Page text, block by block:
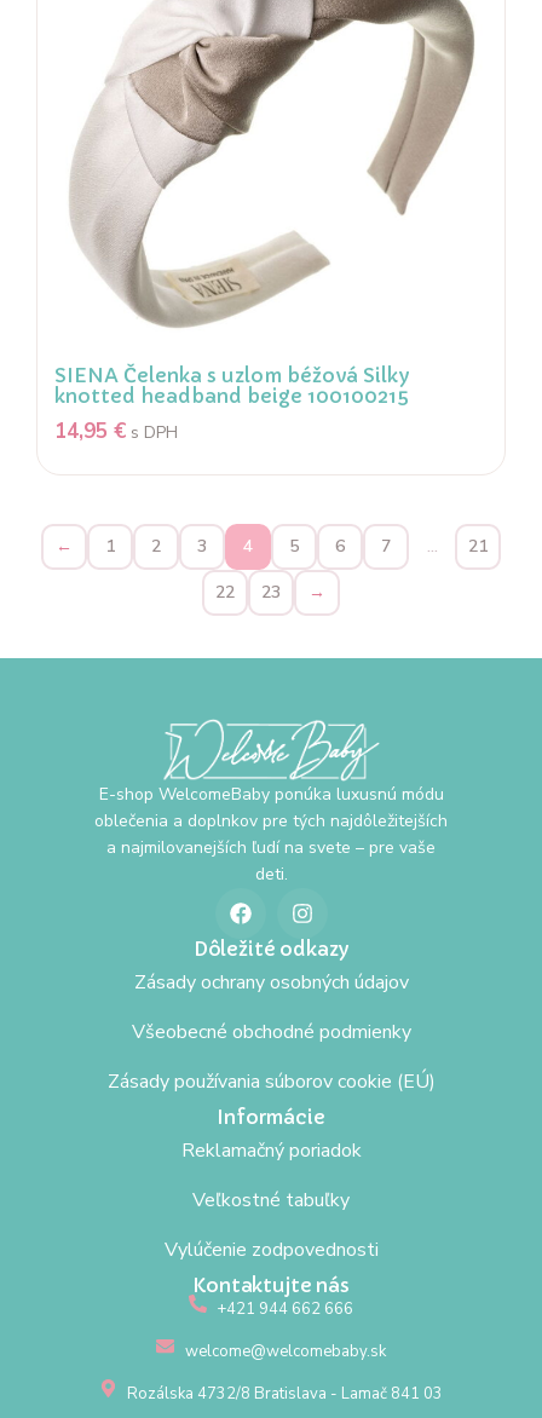
SIENA Čelenka s uzlom béžová Silky
knotted headband beige 100100215
14,95 € s DPH
← 1 2 3 4 5 6 7 …
21
22
23 →
E-shop WelcomeBaby ponúka luxusnú módu
oblečenia a doplnkov pre tých najdôležitejších
a najmilovanejších ľudí na svete – pre vaše
deti.
Dôležité odkazy
Zásady ochrany osobných údajov
Všeobecné obchodné podmienky
Zásady používania súborov cookie (EÚ)
Informácie
Reklamačný poriadok
Veľkostné tabuľky
Vylúčenie zodpovednosti
Kontaktujte nás
+421 944 662 666
welcome@welcomebaby.sk
Rozálska 4732/8 Bratislava - Lamač 841 03